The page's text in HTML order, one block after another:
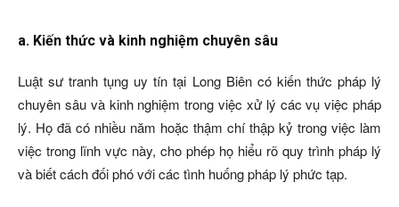
a. Kiến thức và kinh nghiệm chuyên sâu
Luật sư tranh tụng uy tín tại Long Biên có kiến thức pháp lý
chuyên sâu và kinh nghiệm trong việc xử lý các vụ việc pháp
lý. Họ đã có nhiều năm hoặc thậm chí thập kỷ trong việc làm
việc trong lĩnh vực này, cho phép họ hiểu rõ quy trình pháp lý
và biết cách đối phó với các tình huống pháp lý phức tạp.